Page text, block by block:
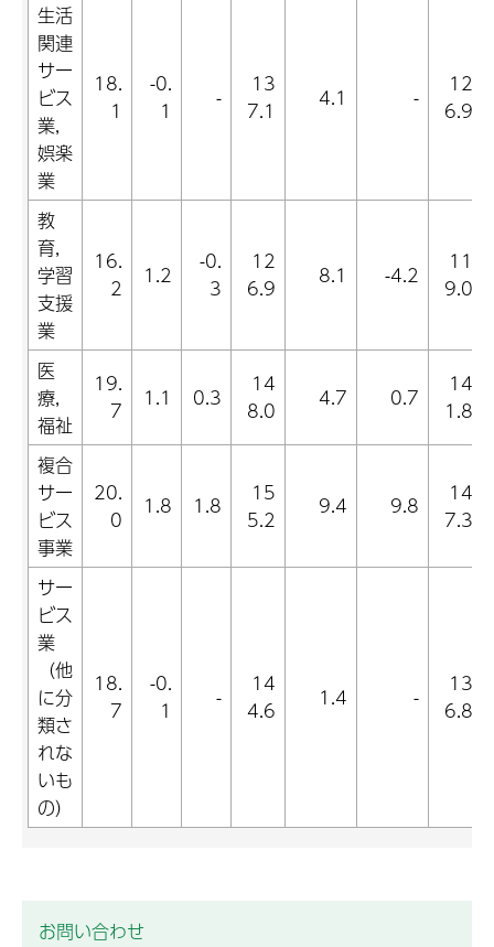
生活
関連
サー
ビス
業,
娯楽
業
18.
1
-0.
1
-
13
7.1
4.1 -
12
6.9
教
育,
学習
支援
業
16.
2
1.2
-0.
3
12
6.9
8.1 -4.2
11
9.0
医
療,
福祉
19.
7
1.1 0.3
14
8.0
4.7 0.7
14
1.8
複合
サー
ビス
事業
20.
0
1.8 1.8
15
5.2
9.4 9.8
14
7.3
サー
ビス
業
（他
に分
類さ
れな
いも
の）
18.
7
-0.
1
-
14
4.6
1.4 -
13
6.8
お問い合わせ